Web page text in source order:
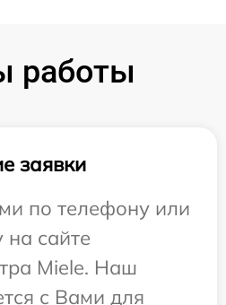
работы
заявки
по телефону или
на сайте
Miele. Наш
с Вами для